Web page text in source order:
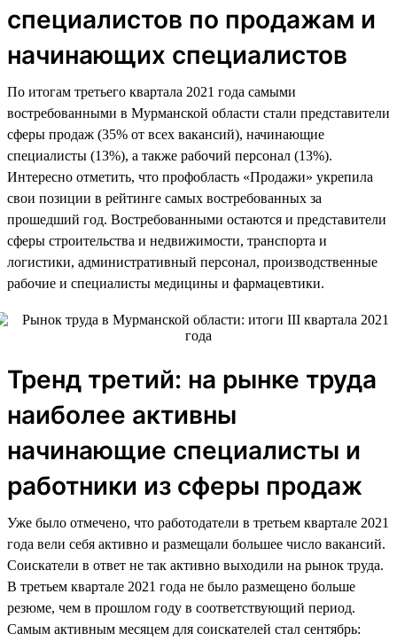
специалистов по продажам и
начинающих специалистов
По итогам третьего квартала 2021 года самыми
востребованными в Мурманской области стали представители
сферы продаж (35% от всех вакансий), начинающие
специалисты (13%), а также рабочий персонал (13%).
Интересно отметить, что профобласть «Продажи» укрепила
свои позиции в рейтинге самых востребованных за
прошедший год. Востребованными остаются и представители
сферы строительства и недвижимости, транспорта и
логистики, административный персонал, производственные
рабочие и специалисты медицины и фармацевтики.
Тренд третий: на рынке труда
наиболее активны
начинающие специалисты и
работники из сферы продаж
Уже было отмечено, что работодатели в третьем квартале 2021
года вели себя активно и размещали большее число вакансий.
Соискатели в ответ не так активно выходили на рынок труда.
В третьем квартале 2021 года не было размещено больше
резюме, чем в прошлом году в соответствующий период.
Самым активным месяцем для соискателей стал сентябрь: